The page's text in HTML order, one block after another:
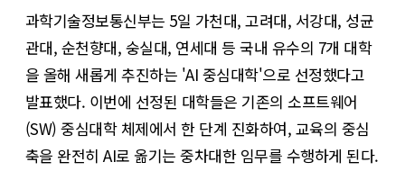
과학기술정보통신부는 5일 가천대, 고려대, 서강대, 성균
관대, 순천향대, 숭실대, 연세대 등 국내 유수의 7개 대학
을 올해 새롭게 추진하는 'AI 중심대학'으로 선정했다고
발표했다. 이번에 선정된 대학들은 기존의 소프트웨어
(SW) 중심대학 체제에서 한 단계 진화하여, 교육의 중심
축을 완전히 AI로 옮기는 중차대한 임무를 수행하게 된다.